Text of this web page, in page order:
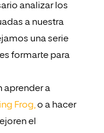
analizar los
a nuestra
una serie
formarte para
aprender a
Frog,o a hacer
el